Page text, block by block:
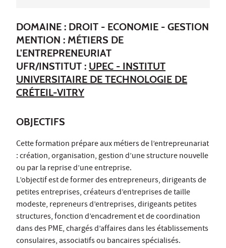
DOMAINE : DROIT - ECONOMIE - GESTION
MENTION : MÉTIERS DE
L'ENTREPRENEURIAT
UFR/INSTITUT : UPEC - INSTITUT
UNIVERSITAIRE DE TECHNOLOGIE DE
CRÉTEIL-VITRY
OBJECTIFS
Cette formation prépare aux métiers de l’entrepreunariat
: création, organisation, gestion d’une structure nouvelle
ou par la reprise d’une entreprise.
L’objectif est de former des entrepreneurs, dirigeants de
petites entreprises, créateurs d’entreprises de taille
modeste, repreneurs d’entreprises, dirigeants petites
structures, fonction d’encadrement et de coordination
dans des PME, chargés d’affaires dans les établissements
consulaires, associatifs ou bancaires spécialisés.